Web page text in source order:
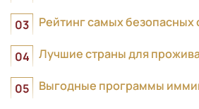
Рейтинг самых безопасных
Лучшие страны для
Выгодные программы